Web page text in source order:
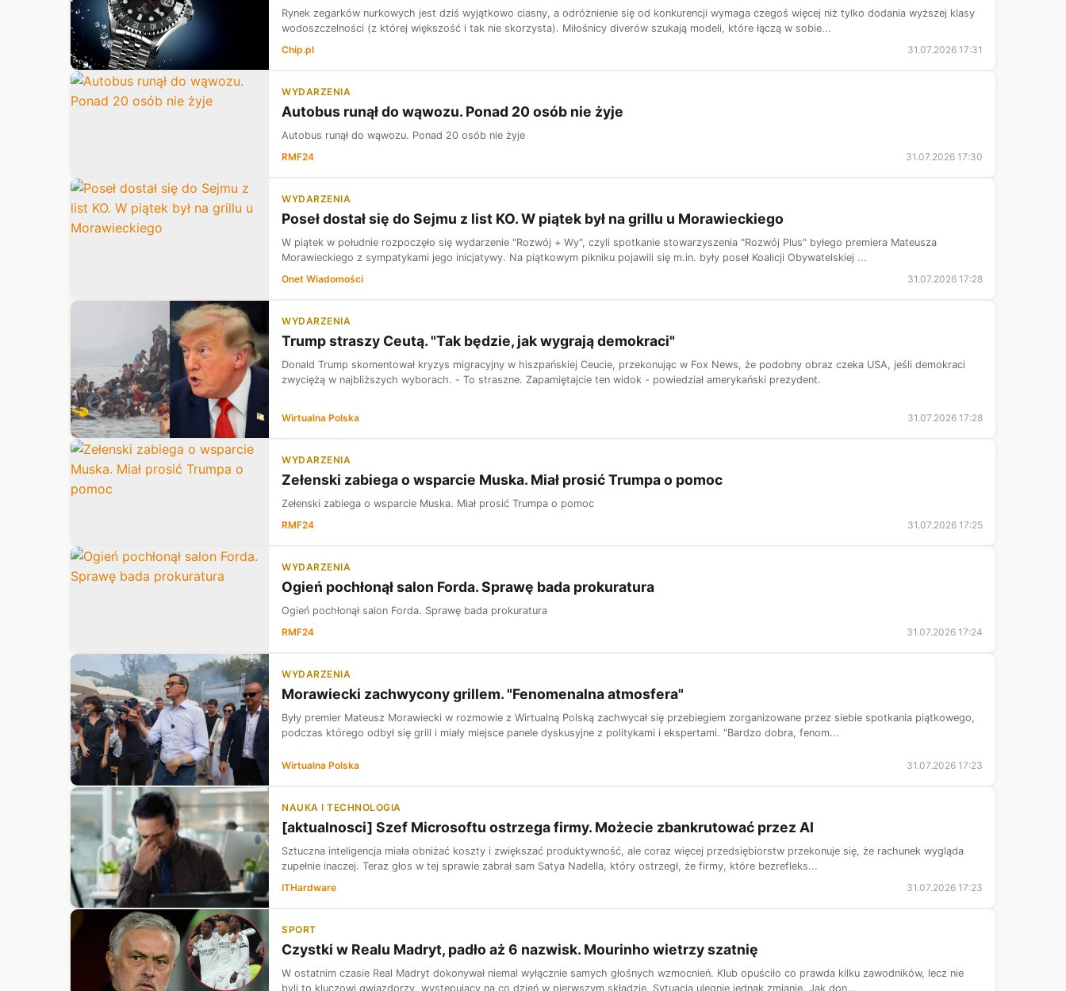
Rynek zegarków nurkowych jest dziś wyjątkowo ciasny, a odróżnienie się od konkurencji wymaga czegoś więcej niż tylko dodania wyższej klasy
wodoszczelności (z której większość i tak nie skorzysta). Miłośnicy diverów szukają modeli, które łączą w sobie...
Chip.pl
31.07.2026 17:31
WYDARZENIA
Autobus runął do wąwozu. Ponad 20 osób nie żyje
Autobus runął do wąwozu. Ponad 20 osób nie żyje
RMF24
31.07.2026 17:30
WYDARZENIA
Poseł dostał się do Sejmu z list KO. W piątek był na grillu u Morawieckiego
W piątek w południe rozpoczęło się wydarzenie "Rozwój + Wy", czyli spotkanie stowarzyszenia "Rozwój Plus" byłego premiera Mateusza
Morawieckiego z sympatykami jego inicjatywy. Na piątkowym pikniku pojawili się m.in. były poseł Koalicji Obywatelskiej ...
Onet Wiadomości
31.07.2026 17:28
WYDARZENIA
Trump straszy Ceutą. "Tak będzie, jak wygrają demokraci"
Donald Trump skomentował kryzys migracyjny w hiszpańskiej Ceucie, przekonując w Fox News, że podobny obraz czeka USA, jeśli demokraci
zwyciężą w najbliższych wyborach. - To straszne. Zapamiętajcie ten widok - powiedział amerykański prezydent.
Wirtualna Polska 31.07.2026 17:28
WYDARZENIA
Zełenski zabiega o wsparcie Muska. Miał prosić Trumpa o pomoc
Zełenski zabiega o wsparcie Muska. Miał prosić Trumpa o pomoc
RMF24
31.07.2026 17:25
WYDARZENIA
Ogień pochłonął salon Forda. Sprawę bada prokuratura
Ogień pochłonął salon Forda. Sprawę bada prokuratura
RMF24
31.07.2026 17:24
WYDARZENIA
Morawiecki zachwycony grillem. "Fenomenalna atmosfera"
Były premier Mateusz Morawiecki w rozmowie z Wirtualną Polską zachwycał się przebiegiem zorganizowane przez siebie spotkania piątkowego,
podczas którego odbył się grill i miały miejsce panele dyskusyjne z politykami i ekspertami. "Bardzo dobra, fenom...
Wirtualna Polska 31.07.2026 17:23
NAUKA I TECHNOLOGIA
[aktualnosci] Szef Microsoftu ostrzega firmy. Możecie zbankrutować przez AI
Sztuczna inteligencja miała obniżać koszty i zwiększać produktywność, ale coraz więcej przedsiębiorstw przekonuje się, że rachunek wygląda
zupełnie inaczej. Teraz głos w tej sprawie zabrał sam Satya Nadella, który ostrzegł, że firmy, które bezrefleks...
ITHardware
31.07.2026 17:23
SPORT
Czystki w Realu Madryt, padło aż 6 nazwisk. Mourinho wietrzy szatnię
W ostatnim czasie Real Madryt dokonywał niemal wyłącznie samych głośnych wzmocnień. Klub opuściło co prawda kilku zawodników, lecz nie
byli to kluczowi gwiazdorzy, występujący na co dzień w pierwszym składzie. Sytuacja ulegnie jednak zmianie. Jak don...